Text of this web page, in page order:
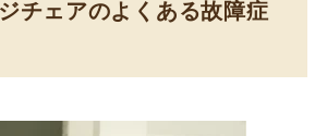
チェアのよくある故障症